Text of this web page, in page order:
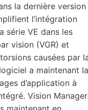
la dernière version
l’intégration
série VE dans les
vision (VGR) et
causées par
a maintenant la
d’application à
Vision Manager